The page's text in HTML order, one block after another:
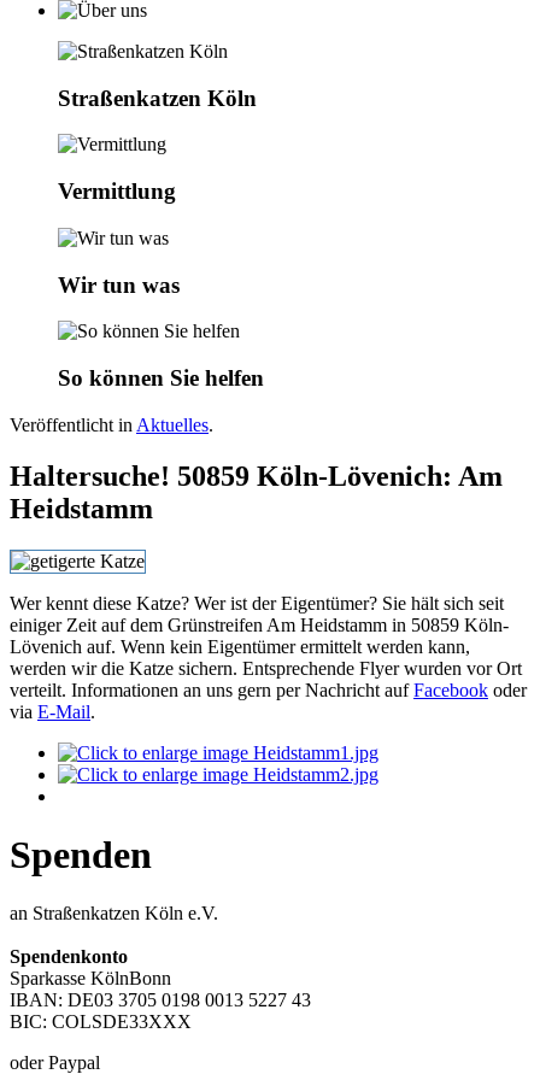
Straßenkatzen Köln
Vermittlung
Wir tun was
So können Sie helfen
Veröffentlicht in Aktuelles.
Haltersuche! 50859 Köln-Lövenich: Am
Heidstamm
Wer kennt diese Katze? Wer ist der Eigentümer? Sie hält sich seit
einiger Zeit auf dem Grünstreifen Am Heidstamm in 50859 Köln-
Lövenich auf. Wenn kein Eigentümer ermittelt werden kann,
werden wir die Katze sichern. Entsprechende Flyer wurden vor Ort
verteilt. Informationen an uns gern per Nachricht aufFacebook oder
via E-Mail.
Spenden
an Straßenkatzen Köln e.V.
Spendenkonto
Sparkasse KölnBonn
IBAN: DE03 3705 0198 0013 5227 43
BIC: COLSDE33XXX
oder Paypal